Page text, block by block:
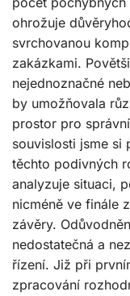
ohrožuje
svrchovanou
zakázkami.
nejednoznačné
by umožňovala
prostor pro
souvislosti jsme si
těchto podivných
analyzuje situaci,
nicméně ve finále
závěry.
nedostatečná a
řízení. Již při
zpracování